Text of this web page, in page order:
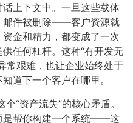
上下文中。一旦这些载体
件被删除——客户资源就
金和精力，都变成了一次
任何杠杆。这种“有开发无
常艰难，也让企业始终处于
道下一个客户在哪里。
“资产流失”的核心矛盾。
是帮你构建一个系统——这